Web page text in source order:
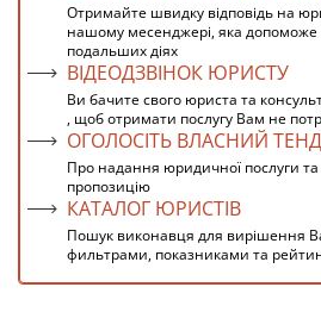
Отримайте швидку відповідь на
нашому месенджері, яка допоможе
подальших діях
ВІДЕОДЗВІНОК ЮРИСТУ
Ви бачите свого юриста та
, щоб отримати послугу Вам не
ОГОЛОСІТЬ ВЛАСНИЙ
Про надання юридичної послуги
пропозицію
КАТАЛОГ ЮРИСТІВ
Пошук виконавця для вирішення
фильтрами, показниками та